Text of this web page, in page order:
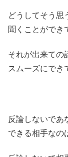
どうしてそう思
聞くことができ
それが出来ての
スムーズにでき
反論しないであ
できる相手なの